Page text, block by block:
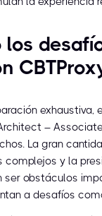
los
exhaustiva,
–
La gran
complejos y la
ser obstáculos
a desafíos